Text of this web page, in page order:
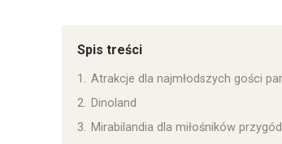
Spis treści
1. Atrakcje dla najmłodszych gości
2. Dinoland
3. Mirabilandia dla miłośników przygód